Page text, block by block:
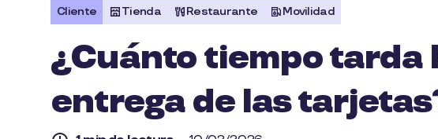
Cliente Tienda Restaurante Movilidad
¿Cuánto tiempo tarda
entrega de las